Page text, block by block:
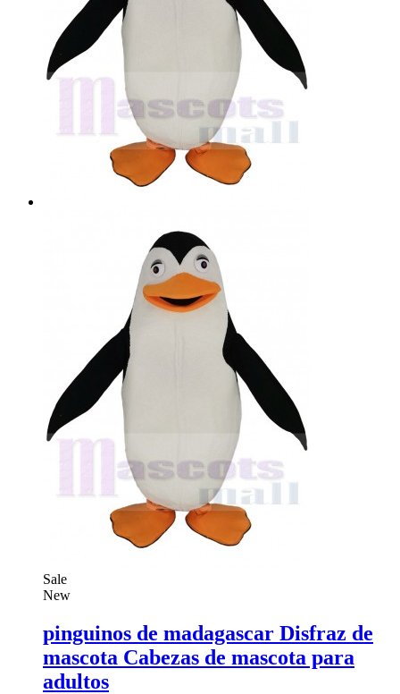
Sale
New
pinguinos de madagascar Disfraz de
mascota Cabezas de mascota para
adultos